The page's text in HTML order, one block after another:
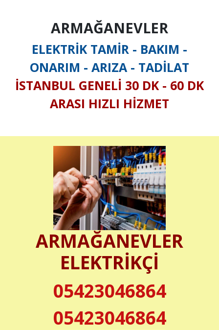
ARMAĞANEVLER
ELEKTRİK TAMİR - BAKIM -
ONARIM - ARIZA - TADİLAT
İSTANBUL GENELİ 30 DK - 60 DK
ARASI HIZLI HİZMET
ARMAĞANEVLER
ELEKTRİKÇİ
05423046864
05423046864